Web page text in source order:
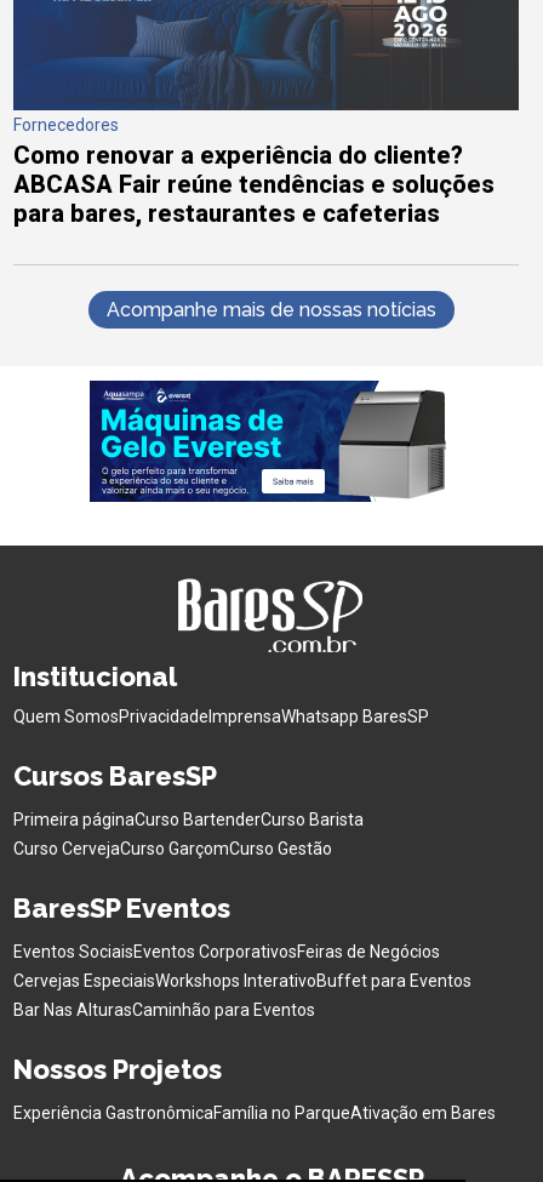
Fornecedores
Como renovar a experiência do cliente?
ABCASA Fair reúne tendências e soluções
para bares, restaurantes e cafeterias
Acompanhe mais de nossas notícias
Institucional
Quem SomosPrivacidade ImprensaWhatsapp BaresSP
Cursos BaresSP
Primeira páginaCurso BartenderCurso Barista
Curso CervejaCurso GarçomCurso Gestão
BaresSP Eventos
Eventos SociaisEventos CorporativosFeiras de Negócios
Cervejas EspeciaisWorkshops InterativoBuffet para Eventos
Bar Nas AlturasCaminhão para Eventos
Nossos Projetos
Experiência GastronômicaFamília no ParqueAtivação em Bares